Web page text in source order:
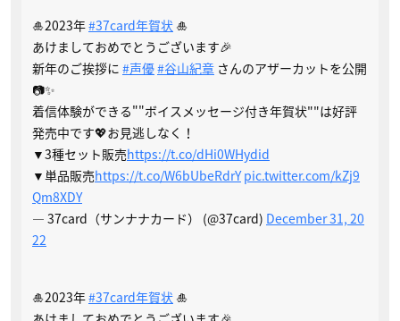
🎍2023年#37card年賀状 🎍
あけましておめでとうございます🎉
新年のご挨拶に #声優#谷山紀章 さんのアザーカットを公開
📷✨
着信体験ができる""ボイスメッセージ付き年賀状""は好評
発売中です💖お見逃しなく！
▼3種セット販売https://t.co/dHi0WHydid
▼単品販売https://t.co/W6bUbeRdrY pic.twitter.com/kZj9
Qm8XDY
— 37card（サンナナカード） (@37card) December 31, 20
22
🎍2023年#37card年賀状 🎍